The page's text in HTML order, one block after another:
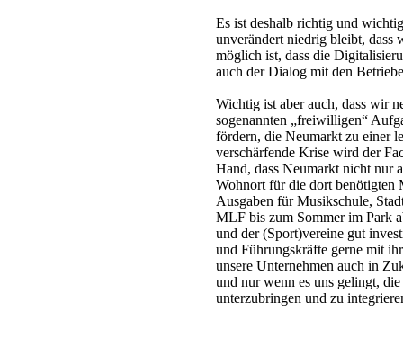
Es ist deshalb richtig und
unverändert niedrig bleibt, dass
möglich ist, dass die
auch der Dialog mit den
Wichtig ist aber auch, dass wir
sogenannten „freiwilligen“
fördern, die Neumarkt zu einer
verschärfende Krise wird der
Hand, dass Neumarkt nicht nur
Wohnort für die dort benötigten
Ausgaben für Musikschule,
MLF bis zum Sommer im Park
und der (Sport)vereine gut
und Führungskräfte gerne mit
unsere Unternehmen auch in
und nur wenn es uns gelingt,
unterzubringen und zu